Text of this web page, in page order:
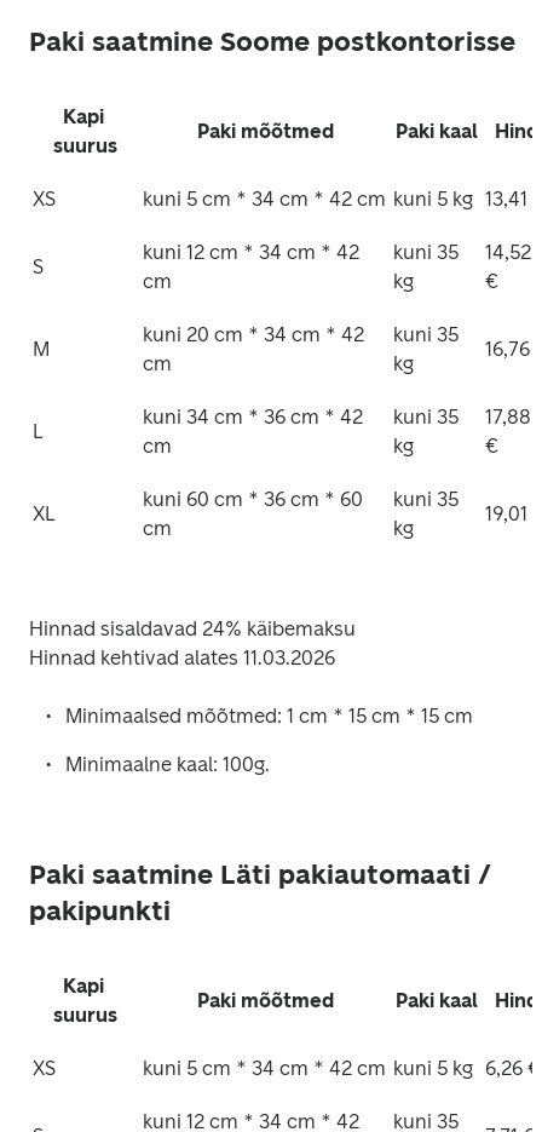
Paki saatmine Soome postkontorisse
Kapi
suurus
Paki mõõtmed Paki kaal Hind
XS kuni 5 cm * 34 cm * 42 cm kuni 5 kg 13,41
S
kuni 12 cm * 34 cm * 42
cm
kuni 35
kg
14,52
€
M
kuni 20 cm * 34 cm * 42
cm
kuni 35
kg
16,76
L
kuni 34 cm * 36 cm * 42
cm
kuni 35
kg
17,88
€
XL
kuni 60 cm * 36 cm * 60
cm
kuni 35
kg
19,01
Hinnad sisaldavad 24% käibemaksu
Hinnad kehtivad alates 11.03.2026
Minimaalsed mõõtmed: 1 cm * 15 cm * 15 cm
Minimaalne kaal: 100g.
Paki saatmine Läti pakiautomaati /
pakipunkti
Kapi
suurus
Paki mõõtmed Paki kaal Hind
XS kuni 5 cm * 34 cm * 42 cm kuni 5 kg 6,26 €
kuni 12 cm * 34 cm * 42 kuni 35